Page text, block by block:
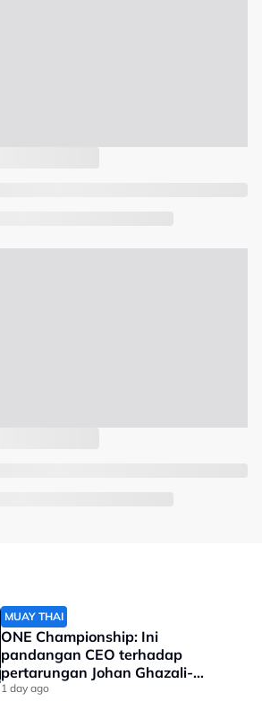
MUAY THAI
ONE Championship: Ini
pandangan CEO terhadap
pertarungan Johan Ghazali-
Ramadan Ondash
1 day ago